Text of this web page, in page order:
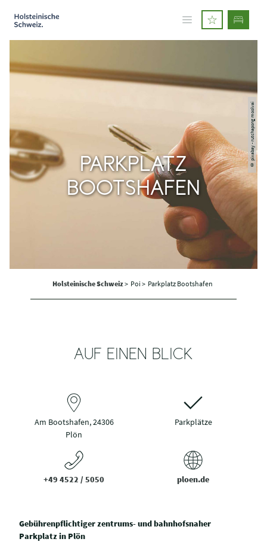
© pixabay - rutchapong moolvai
PARKPLATZ
BOOTSHAFEN
Holsteinische Schweiz> Poi > Parkplatz Bootshafen
AUF EINEN BLICK
Am Bootshafen, 24306
Plön
Parkplätze
+49 4522 / 5050 ploen.de
Gebührenpflichtiger zentrums- und bahnhofsnaher
Parkplatz in Plön